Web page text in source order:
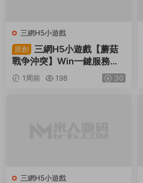
三網H5小遊戲
原創
三網H5小遊戲【蘑菇
戰争沖突】Win一鍵服務端+
Linux手工服務端+視頻架設
教程
1周前 198 30
三網H5小遊戲